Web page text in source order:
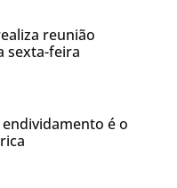
reunião
sexta-feira
é o